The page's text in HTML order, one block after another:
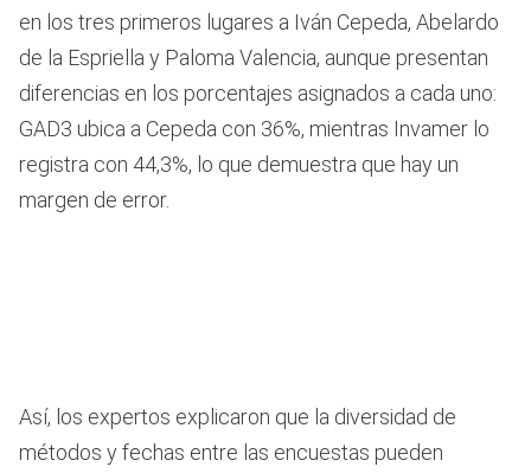
en los tres primeros lugares a Iván Cepeda, Abelardo
de la Espriella y Paloma Valencia, aunque presentan
diferencias en los porcentajes asignados a cada uno:
GAD3 ubica a Cepeda con 36%, mientras Invamer lo
registra con 44,3%, lo que demuestra que hay un
margen de error.
Así, los expertos explicaron que la diversidad de
métodos y fechas entre las encuestas pueden